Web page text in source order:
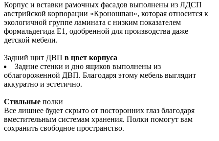
Корпус и вставки рамочных фасадов выполнены из ЛДСП
австрийской корпорации «Кроношпан», которая относится к
экологичной группе ламината с низким показателем
формальдегида Е1, одобренной для производства даже
детской мебели.
Задний щит ДВП в цвет корпуса
Задние стенки и дно ящиков выполнены из
облагороженной ДВП. Благодаря этому мебель выглядит
аккуратно и эстетично.
Стильные полки
Все лишнее будет скрыто от посторонних глаз благодаря
вместительным системам хранения. Полки помогут вам
сохранить свободное пространство.